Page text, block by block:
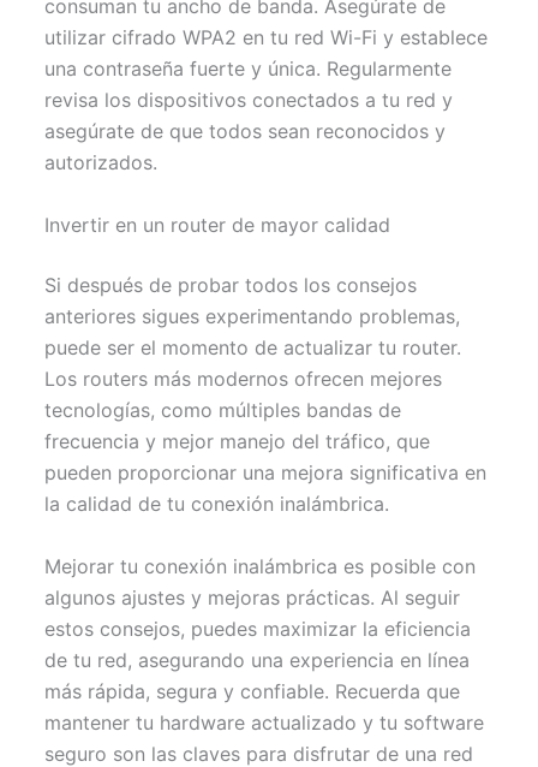
consuman tu ancho de banda. Asegúrate de
utilizar cifrado WPA2 en tu red Wi-Fi y establece
una contraseña fuerte y única. Regularmente
revisa los dispositivos conectados a tu red y
asegúrate de que todos sean reconocidos y
autorizados.
Invertir en un router de mayor calidad
Si después de probar todos los consejos
anteriores sigues experimentando problemas,
puede ser el momento de actualizar tu router.
Los routers más modernos ofrecen mejores
tecnologías, como múltiples bandas de
frecuencia y mejor manejo del tráfico, que
pueden proporcionar una mejora significativa en
la calidad de tu conexión inalámbrica.
Mejorar tu conexión inalámbrica es posible con
algunos ajustes y mejoras prácticas. Al seguir
estos consejos, puedes maximizar la eficiencia
de tu red, asegurando una experiencia en línea
más rápida, segura y confiable. Recuerda que
mantener tu hardware actualizado y tu software
seguro son las claves para disfrutar de una red